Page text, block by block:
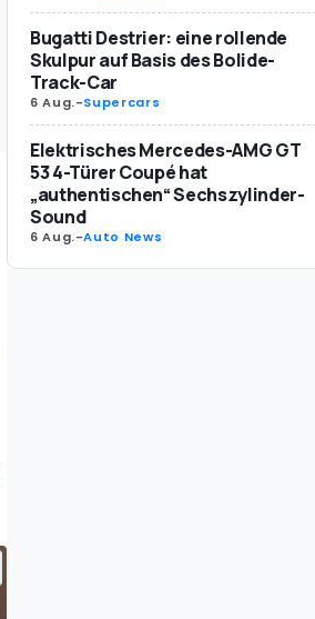
Bugatti Destrier: eine rollende
Skulpur auf Basis des Bolide-
Track-Car
6 Aug.-Supercars
Elektrisches Mercedes-AMG GT
53 4-Türer Coupé hat
„authentischen“ Sechszylinder-
Sound
6 Aug.-Auto News